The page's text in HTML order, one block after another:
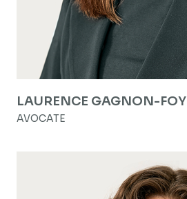
LAURENCE GAGNON-FOY
AVOCATE